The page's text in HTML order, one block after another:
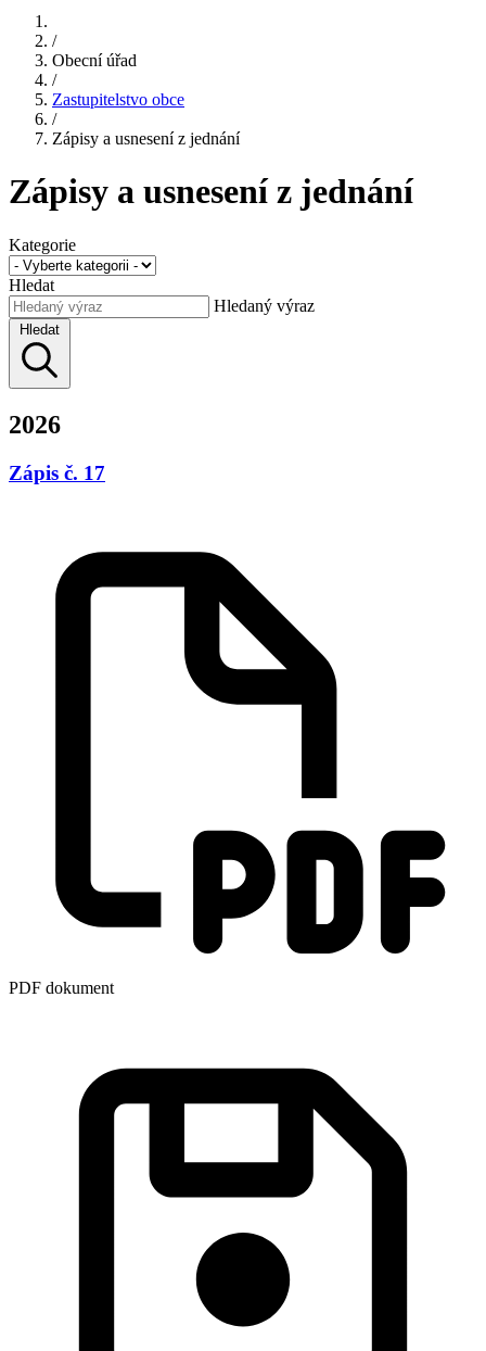
/
Obecní úřad
/
Zastupitelstvo obce
/
Zápisy a usnesení z jednání
Zápisy a usnesení z jednání
Kategorie
Hledat
Hledaný výraz
Hledat
2026
Zápis č. 17
PDF dokument